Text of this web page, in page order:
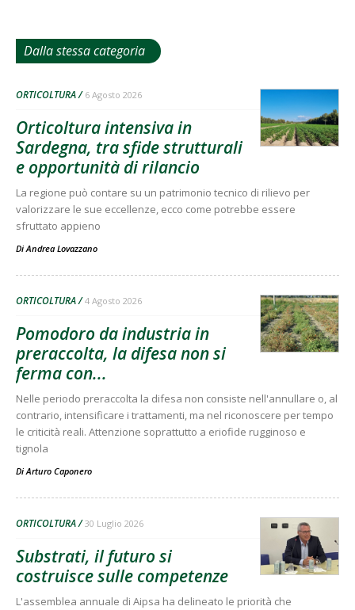
Dalla stessa categoria
ORTICOLTURA 6 Agosto 2026
Orticoltura intensiva in
Sardegna, tra sfide strutturali
e opportunità di rilancio
La regione può contare su un patrimonio tecnico di rilievo per
valorizzare le sue eccellenze, ecco come potrebbe essere
sfruttato appieno
DiAndrea Lovazzano
ORTICOLTURA 4 Agosto 2026
Pomodoro da industria in
preraccolta, la difesa non si
ferma con...
Nelle periodo preraccolta la difesa non consiste nell'annullare o, al
contrario, intensificare i trattamenti, ma nel riconoscere per tempo
le criticità reali. Attenzione soprattutto a eriofide rugginoso e
tignola
DiArturo Caponero
ORTICOLTURA 30 Luglio 2026
Substrati, il futuro si
costruisce sulle competenze
L'assemblea annuale di Aipsa ha delineato le priorità che